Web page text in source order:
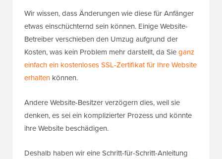
Wir wissen, dass Änderungen wie diese für Anfänger
etwas einschüchternd sein können. Einige Website-
Betreiber verschieben den Umzug aufgrund der
Kosten, was kein Problem mehr darstellt, da Sieganz
einfach ein kostenloses SSL-Zertifikat für Ihre Website
erhalten können.
Andere Website-Besitzer verzögern dies, weil sie
denken, es sei ein komplizierter Prozess und könnte
ihre Website beschädigen.
Deshalb haben wir eine Schritt-für-Schritt-Anleitung